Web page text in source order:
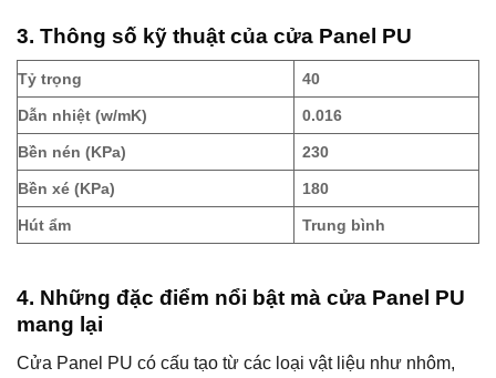
3. Thông số kỹ thuật của cửa Panel PU
Tỷ trọng 40
Dẫn nhiệt (w/mK) 0.016
Bền nén (KPa) 230
Bền xé (KPa) 180
Hút ẩm Trung bình
4. Những đặc điểm nổi bật mà cửa Panel PU
mang lại
Cửa Panel PU có cấu tạo từ các loại vật liệu như nhôm,